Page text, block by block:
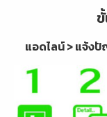
แอดไลน์ > แจ้งปั